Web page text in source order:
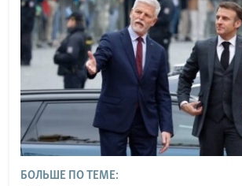
БОЛЬШЕ ПО ТЕМЕ: